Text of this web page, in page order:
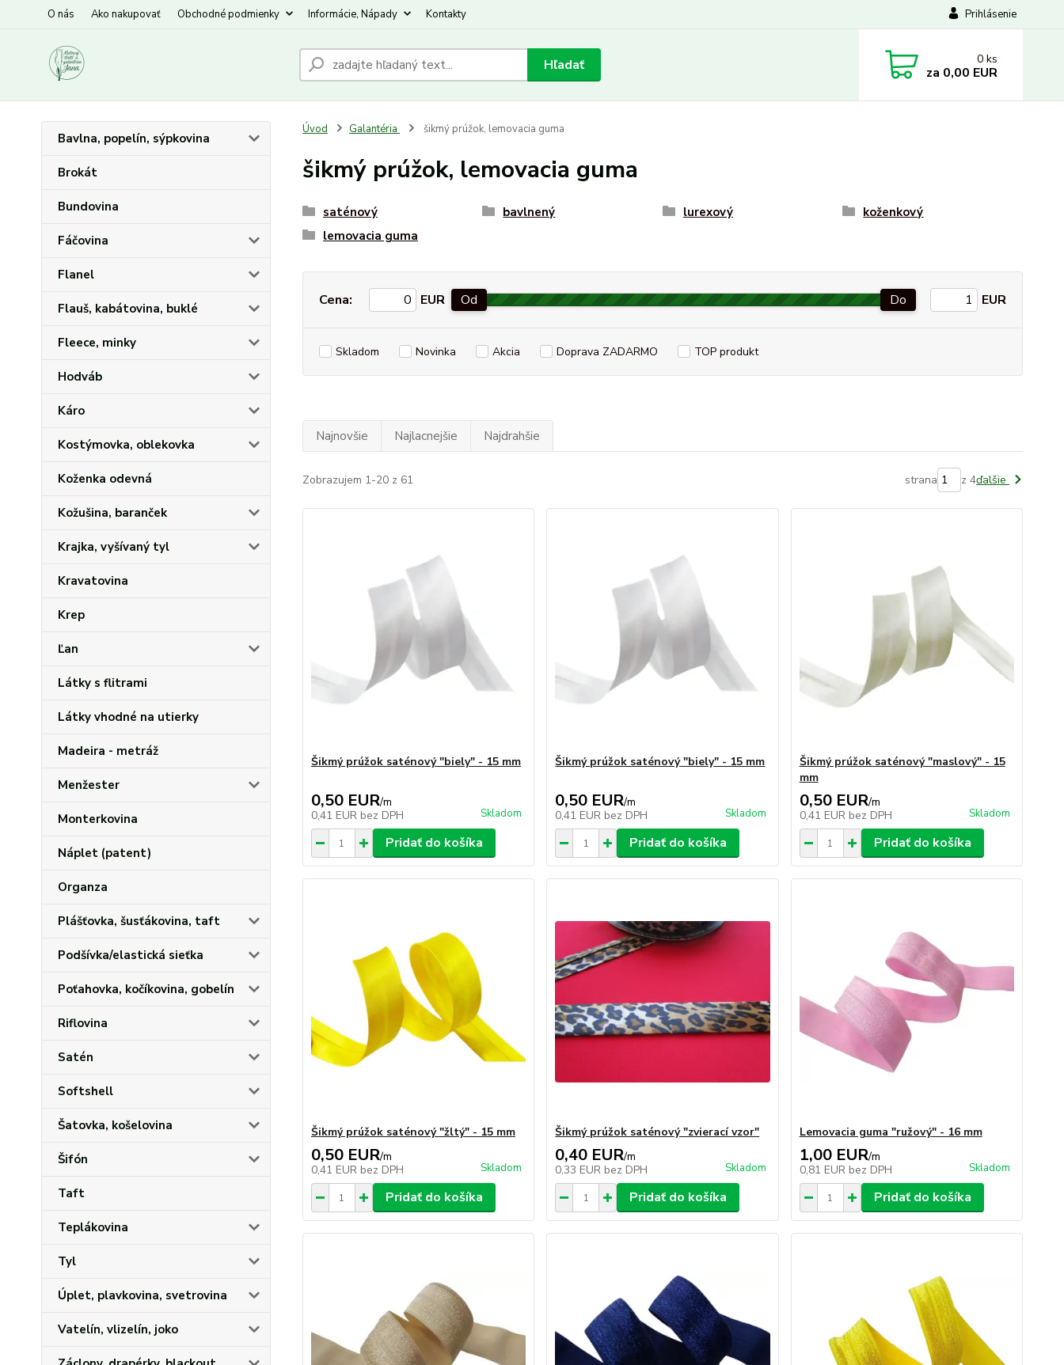
O nás Ako nakupovať Obchodné podmienky Informácie, Nápady Kontakty Prihlásenie
Hľadať 0 ks
za 0,00 EUR
Bavlna, popelín, sýpkovina
Brokát
Bundovina
Fáčovina
Flanel
Flauš, kabátovina, buklé
Fleece, minky
Hodváb
Káro
Kostýmovka, oblekovka
Koženka odevná
Kožušina, baranček
Krajka, vyšívaný tyl
Kravatovina
Krep
Ľan
Látky s flitrami
Látky vhodné na utierky
Madeira - metráž
Menžester
Monterkovina
Náplet (patent)
Organza
Plášťovka, šusťákovina, taft
Podšívka/elastická sieťka
Poťahovka, kočíkovina, gobelín
Riflovina
Satén
Softshell
Šatovka, košelovina
Šifón
Taft
Teplákovina
Tyl
Úplet, plavkovina, svetrovina
Vatelín, vlizelín, joko
Úvod Galantéria šikmý prúžok, lemovacia guma
šikmý prúžok, lemovacia guma
saténový bavlnený lurexový
koženkový
lemovacia guma
Cena: EUR Od Do EUR
Skladom Novinka Akcia Doprava ZADARMO TOP produkt
Najnovšie Najlacnejšie Najdrahšie
Zobrazujem 1-20 z 61 strana z 4ďalšie
Šikmý prúžok saténový "biely" - 15 mm
0,50 EUR/m
0,41 EUR bez DPH Skladom
Pridať do košíka
Šikmý prúžok saténový "biely" - 15 mm
0,50 EUR/m
0,41 EUR bez DPH Skladom
Pridať do košíka
Šikmý prúžok saténový "maslový" - 15
mm
0,50 EUR/m
0,41 EUR bez DPH Skladom
Pridať do košíka
Šikmý prúžok saténový "žltý" - 15 mm
0,50 EUR/m
0,41 EUR bez DPH Skladom
Pridať do košíka
Šikmý prúžok saténový "zvierací vzor"
0,40 EUR/m
0,33 EUR bez DPH Skladom
Pridať do košíka
Lemovacia guma "ružový" - 16 mm
1,00 EUR/m
0,81 EUR bez DPH Skladom
Pridať do košíka